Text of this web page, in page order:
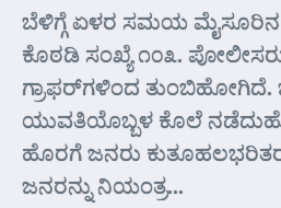
ಬೆಳಿಗ್ಗೆ ಏಳರ ಸಮಯ
ಕೊಠಡಿ ಸಂಖ್ಯೆ ೧೦೩.
ಗ್ರಾಫರ್‌ಗಳಿಂದ ತುಂಬಿಹೋಗಿದೆ.
ಯುವತಿಯೊಬ್ಬಳ ಕೊಲೆ
ಹೊರಗೆ ಜನರು
ಜನರನ್ನು ನಿಯಂತ್ರ...